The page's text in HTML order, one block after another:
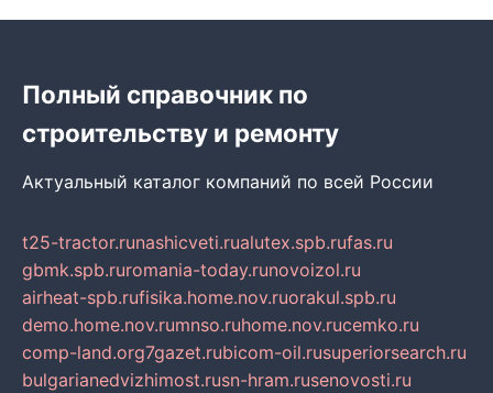
Полный справочник по
строительству и ремонту
Актуальный каталог компаний по всей России
t25-tractor.runashicveti.rualutex.spb.rufas.ru
gbmk.spb.ruromania-today.runovoizol.ru
airheat-spb.rufisika.home.nov.ruorakul.spb.ru
demo.home.nov.rumnso.ruhome.nov.rucemko.ru
comp-land.org7gazet.rubicom-oil.rusuperiorsearch.ru
bulgarianedvizhimost.rusn-hram.rusenovosti.ru